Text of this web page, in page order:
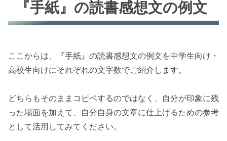
『手紙』の読書感想文の例文
ここからは、『手紙』の読書感想文の例文を中学生向け・
高校生向けにそれぞれの文字数でご紹介します。
どちらもそのままコピペするのではなく、自分が印象に残
った場面を加えて、自分自身の文章に仕上げるための参考
として活用してみてください。